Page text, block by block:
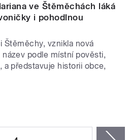
ve Štěměchách láká
i pohodlnou
Štěměchy, vznikla nová
podle místní pověsti,
a představuje historii obce,